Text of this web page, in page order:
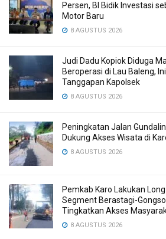
Persen, BI Bidik Investasi
Motor Baru
8 AGUSTUS 2026
Judi Dadu Kopiok Diduga
Beroperasi di Lau Baleng, Ini
Tanggapan Kapolsek
8 AGUSTUS 2026
Peningkatan Jalan
Dukung Akses Wisata di
8 AGUSTUS 2026
Pemkab Karo Lakukan Long
Segment Berastagi-
Tingkatkan Akses
8 AGUSTUS 2026